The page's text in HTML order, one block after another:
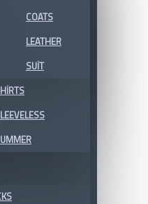
COATS
LEATHER
SUIT